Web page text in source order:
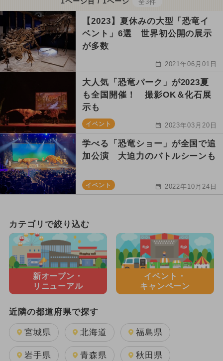
【2023】夏休みの大型「恐竜イ
ベント」6選 世界初公開の展示
が多数
2021年06月01日
大人気「恐竜パーク」が2023夏
も全国開催！ 撮影OK＆化石展
示も
イベント 2023年03月20日
学べる「恐竜ショー」が全国で追
加公演 大迫力のバトルシーンも
イベント 2022年10月24日
カテゴリで絞り込む
新オープン・
リニューアル
イベント・
キャンペーン
近隣の都道府県で探す
宮城県 北海道 福島県
岩手県 青森県 秋田県